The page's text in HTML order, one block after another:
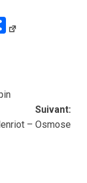
Partager
Suivant:
– Osmose